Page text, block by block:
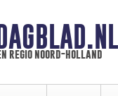
regio noord-holland